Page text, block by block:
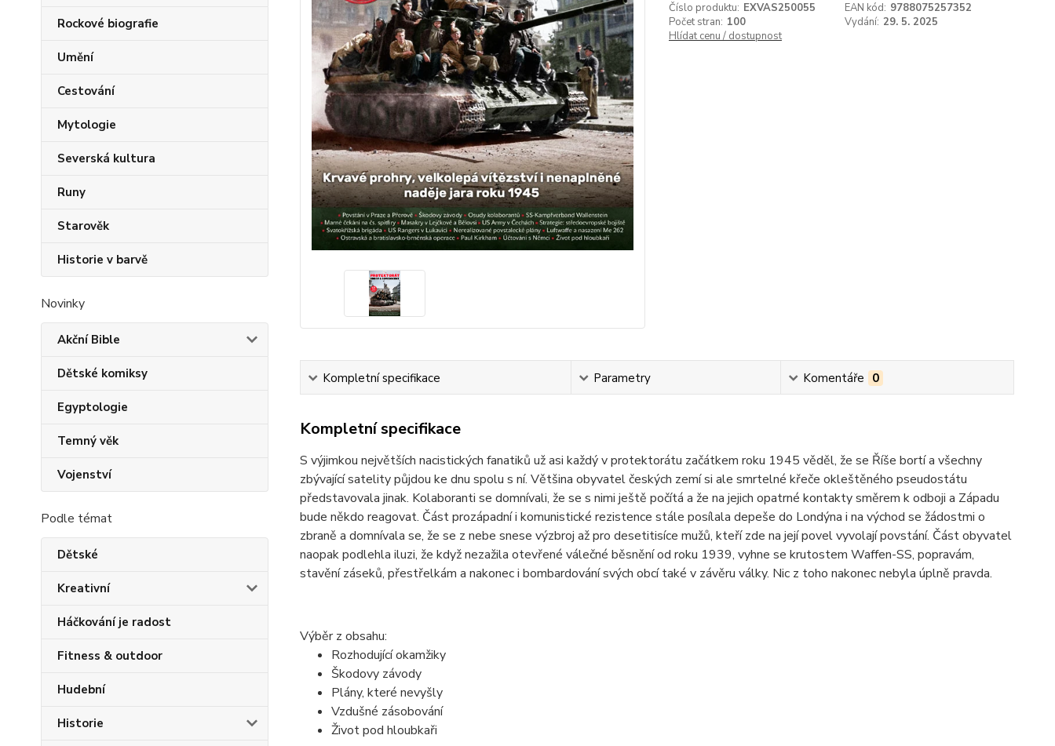
Rockové biografie
Umění
Cestování
Mytologie
Severská kultura
Runy
Starověk
Historie v barvě
Novinky
Akční Bible
Dětské komiksy
Egyptologie
Temný věk
Vojenství
Podle témat
Dětské
Kreativní
Háčkování je radost
Fitness & outdoor
Hudební
Historie
Číslo produktu: EXVAS250055 EAN kód: 9788075257352
Počet stran: 100 Vydání: 29. 5. 2025
Hlídat cenu / dostupnost
Kompletní specifikace Parametry Komentáře 0
Kompletní specifikace
S výjimkou největších nacistických fanatiků už asi každý v protektorátu začátkem roku 1945 věděl, že se Říše bortí a všechny
zbývající satelity půjdou ke dnu spolu s ní. Většina obyvatel českých zemí si ale smrtelné křeče okleštěného pseudostátu
představovala jinak. Kolaboranti se domnívali, že se s nimi ještě počítá a že na jejich opatrné kontakty směrem k odboji a Západu
bude někdo reagovat. Část prozápadní i komunistické rezistence stále posílala depeše do Londýna i na východ se žádostmi o
zbraně a domnívala se, že se z nebe snese výzbroj až pro desetitisíce mužů, kteří zde na její povel vyvolají povstání. Část obyvatel
naopak podlehla iluzi, že když nezažila otevřené válečné běsnění od roku 1939, vyhne se krutostem Waffen-SS, popravám,
stavění záseků, přestřelkám a nakonec i bombardování svých obcí také v závěru války. Nic z toho nakonec nebyla úplně pravda.
Výběr z obsahu:
Rozhodující okamžiky
Škodovy závody
Plány, které nevyšly
Vzdušné zásobování
Život pod hloubkaři